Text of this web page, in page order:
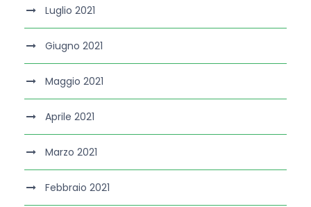
Luglio 2021
Giugno 2021
Maggio 2021
Aprile 2021
Marzo 2021
Febbraio 2021